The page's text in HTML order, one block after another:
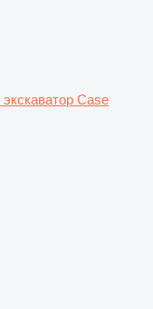
Case